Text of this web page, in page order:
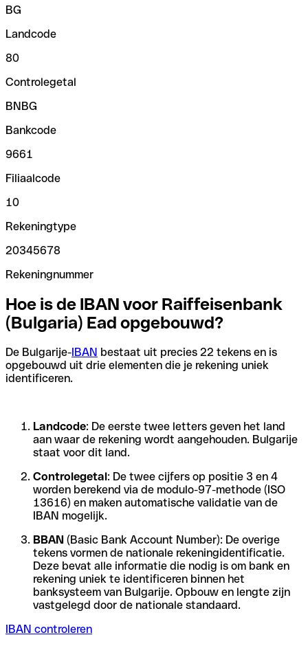
BG
Landcode
80
Controlegetal
BNBG
Bankcode
9661
Filiaalcode
10
Rekeningtype
20345678
Rekeningnummer
Hoe is de IBAN voor Raiffeisenbank
(Bulgaria) Ead opgebouwd?
De Bulgarije-IBAN bestaat uit precies 22 tekens en is
opgebouwd uit drie elementen die je rekening uniek
identificeren.
Landcode: De eerste twee letters geven het land
aan waar de rekening wordt aangehouden. Bulgarije
staat voor dit land.
Controlegetal: De twee cijfers op positie 3 en 4
worden berekend via de modulo-97-methode (ISO
13616) en maken automatische validatie van de
IBAN mogelijk.
BBAN (Basic Bank Account Number): De overige
tekens vormen de nationale rekeningidentificatie.
Deze bevat alle informatie die nodig is om bank en
rekening uniek te identificeren binnen het
banksysteem van Bulgarije. Opbouw en lengte zijn
vastgelegd door de nationale standaard.
IBAN controleren